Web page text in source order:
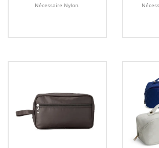
Nécessaire Nylon.